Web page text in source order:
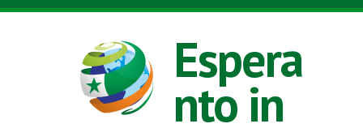
Direkt zum Inhalt
Espera
nto in